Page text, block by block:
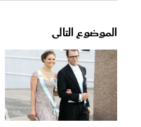
الموضوع التالى